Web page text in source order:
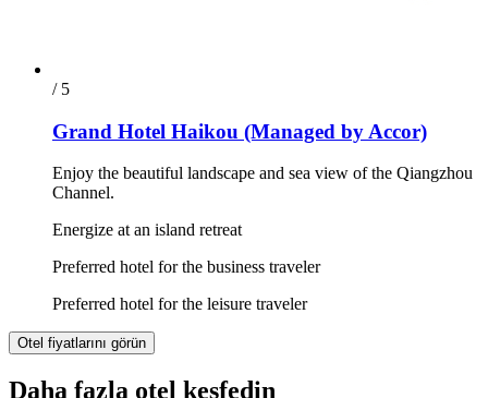
/ 5
Grand Hotel Haikou (Managed by Accor)
Enjoy the beautiful landscape and sea view of the Qiangzhou
Channel.
Energize at an island retreat
Preferred hotel for the business traveler
Preferred hotel for the leisure traveler
Otel fiyatlarını görün
Daha fazla otel keşfedin